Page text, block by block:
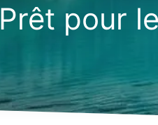
Prêt pour